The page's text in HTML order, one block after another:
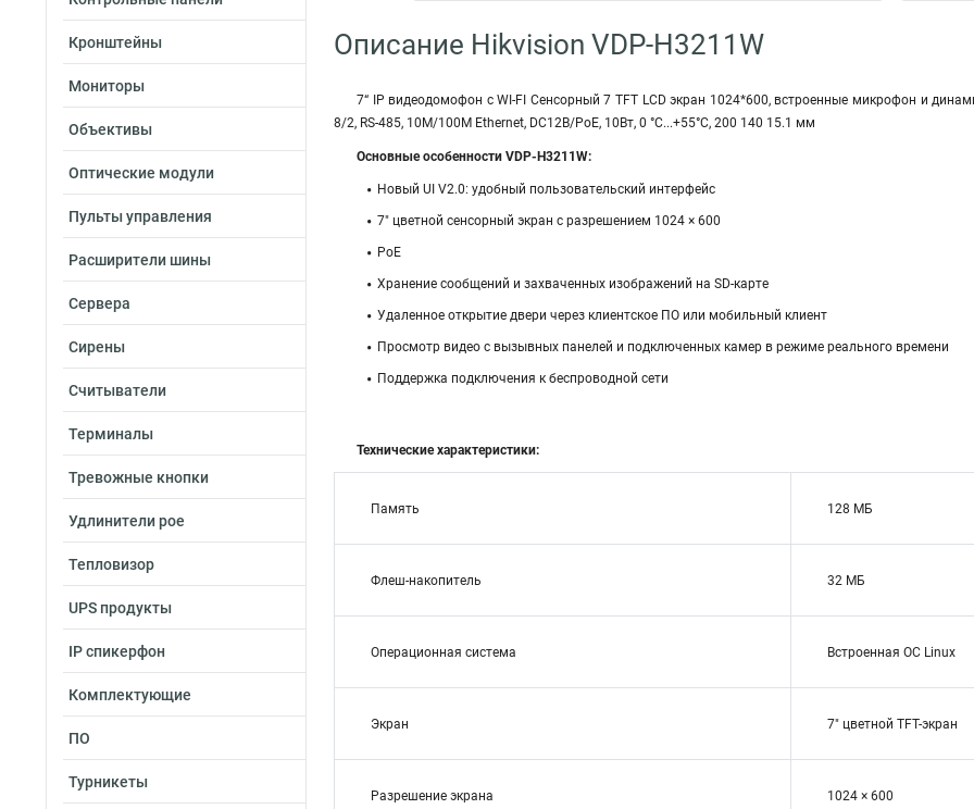
Кронштейны
Мониторы
Объективы
Оптические модули
Пульты управления
Расширители шины
Сервера
Сирены
Считыватели
Терминалы
Тревожные кнопки
Удлинители poe
Тепловизор
UPS продукты
IP спикерфон
Комплектующие
ПО
Турникеты
Описание Hikvision VDP-H3211W
7“ IP видеодомофон с WI-FI Сенсорный 7 TFT LCD экран 1024*600, встроенные микрофон и
8/2, RS-485, 10M/100M Ethernet, DC12В/PoE, 10Вт, 0 °C...+55°C, 200 140 15.1 мм
Основные особенности VDP-H3211W:
Новый UI V2.0: удобный пользовательский интерфейс
7″ цветной сенсорный экран с разрешением 1024 × 600
PoE
Хранение сообщений и захваченных изображений на SD-карте
Удаленное открытие двери через клиентское ПО или мобильный клиент
Просмотр видео с вызывных панелей и подключенных камер в режиме реального времени
Поддержка подключения к беспроводной сети
Технические характеристики:
Память 128 MБ
Флеш-накопитель 32 МБ
Операционная система Встроенная ОС Linux
Экран 7″ цветной TFT-экран
Разрешение экрана 1024 × 600